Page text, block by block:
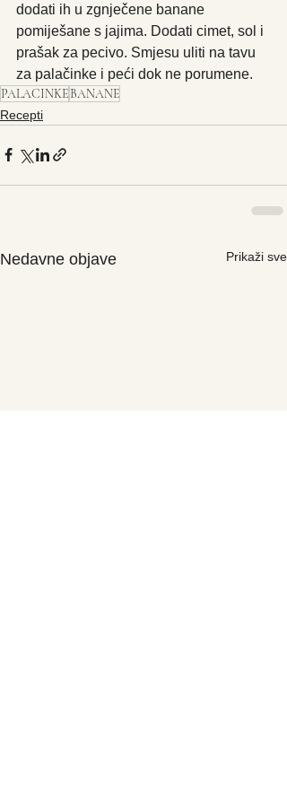
dodati ih u zgnječene banane
pomiješane s jajima. Dodati cimet, sol i
prašak za pecivo. Smjesu uliti na tavu
za palačinke i peći dok ne porumene.
PALACINKEBANANE
Recepti
Nedavne objave Prikaži sve